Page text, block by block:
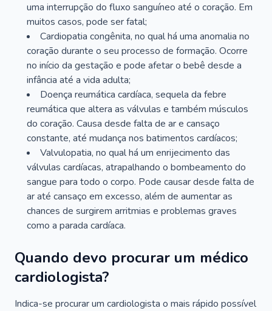
uma interrupção do fluxo sanguíneo até o coração. Em
muitos casos, pode ser fatal;
Cardiopatia congênita, no qual há uma anomalia no
coração durante o seu processo de formação. Ocorre
no início da gestação e pode afetar o bebê desde a
infância até a vida adulta;
Doença reumática cardíaca, sequela da febre
reumática que altera as válvulas e também músculos
do coração. Causa desde falta de ar e cansaço
constante, até mudança nos batimentos cardíacos;
Valvulopatia, no qual há um enrijecimento das
válvulas cardíacas, atrapalhando o bombeamento do
sangue para todo o corpo. Pode causar desde falta de
ar até cansaço em excesso, além de aumentar as
chances de surgirem arritmias e problemas graves
como a parada cardíaca.
Quando devo procurar um médico
cardiologista?
Indica-se procurar um cardiologista o mais rápido possível